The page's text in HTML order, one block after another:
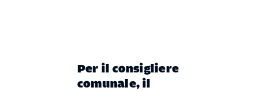
Per il consigliere
comunale, il